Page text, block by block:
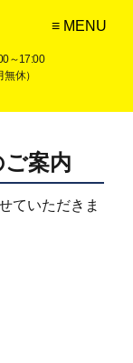
～17:00
休）
案内
ていただきま